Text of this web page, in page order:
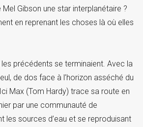
Gibson une star interplanétaire ?
en reprenant les choses là où elles
précédents se terminaient. Avec la
de dos face à l’horizon asséché du
Max (Tom Hardy) trace sa route en
par une communauté de
les sources d’eau et se reproduisant